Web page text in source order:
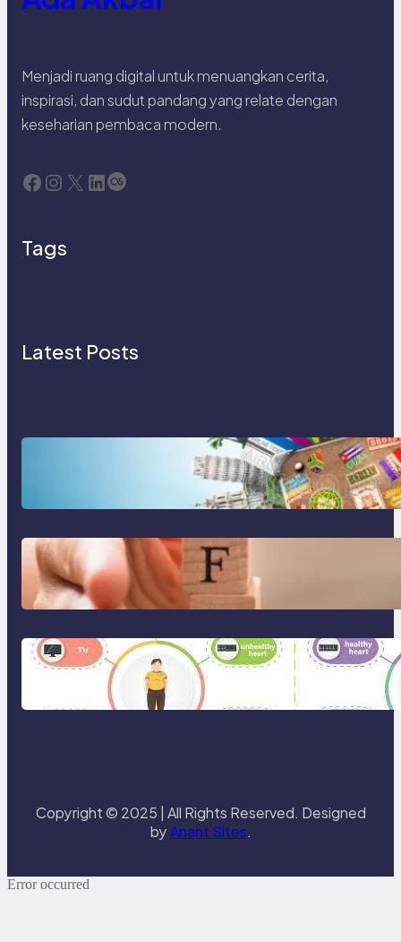
Menjadi ruang digital untuk menuangkan cerita,
inspirasi, dan sudut pandang yang relate dengan
keseharian pembaca modern.
Facebook Instagram X LinkedIn Last.fm
Tags
Latest Posts
Tren Traveling 2025: Liburan
Cerdas, Ramah Lingkungan, dan
Penuh Makna
Gaya Hidup Seimbang 2025:
Kesehatan Mental, Produktivitas,
dan Makna Hidup Baru
Gaya Hidup Sehat 2025: Antara
Tren, Teknologi, dan Kesadaran
Diri
Copyright © 2025 | All Rights Reserved. Designed
byAnant Sites.
Error occurred